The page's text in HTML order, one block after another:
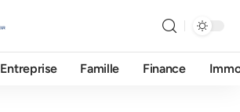
Entreprise Famille Finance